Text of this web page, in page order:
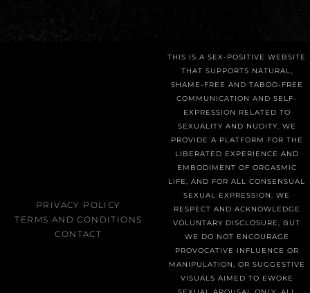
PRIVACY POLICY
TERMS AND CONDITIONS
CONTACT
THIS IS A SEX-POSITIVE WEBSITE
THAT SUPPORTS NATURAL,
SHAME-FREE AND TABOO-FREE
COMMUNICATION AND SELF-
EXPRESSION RELATED TO
SEXUALITY AND NUDITY. WE
PROVIDE A PLATFORM FOR THE
LIBERATED EXPERIENCE AND
EMBODIMENT OF ORGASMIC
LIFE, AND FOR ALL CONSENSUAL
SEXUAL EXPRESSION. WE
RESPECT AND ACKNOWLEDGE
VOLUNTARY DISCLOSURE, BUT
WE DO NOT ENCOURAGE
PROVOCATIVE INFLUENCE OR
MANIPULATION, OR SUGGESTIVE
VISUALS AIMED TO EWOKE